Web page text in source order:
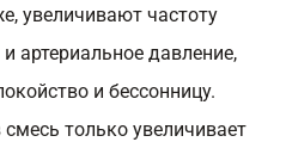
увеличивают частоту
артериальное давление,
и бессонницу.
только увеличивает